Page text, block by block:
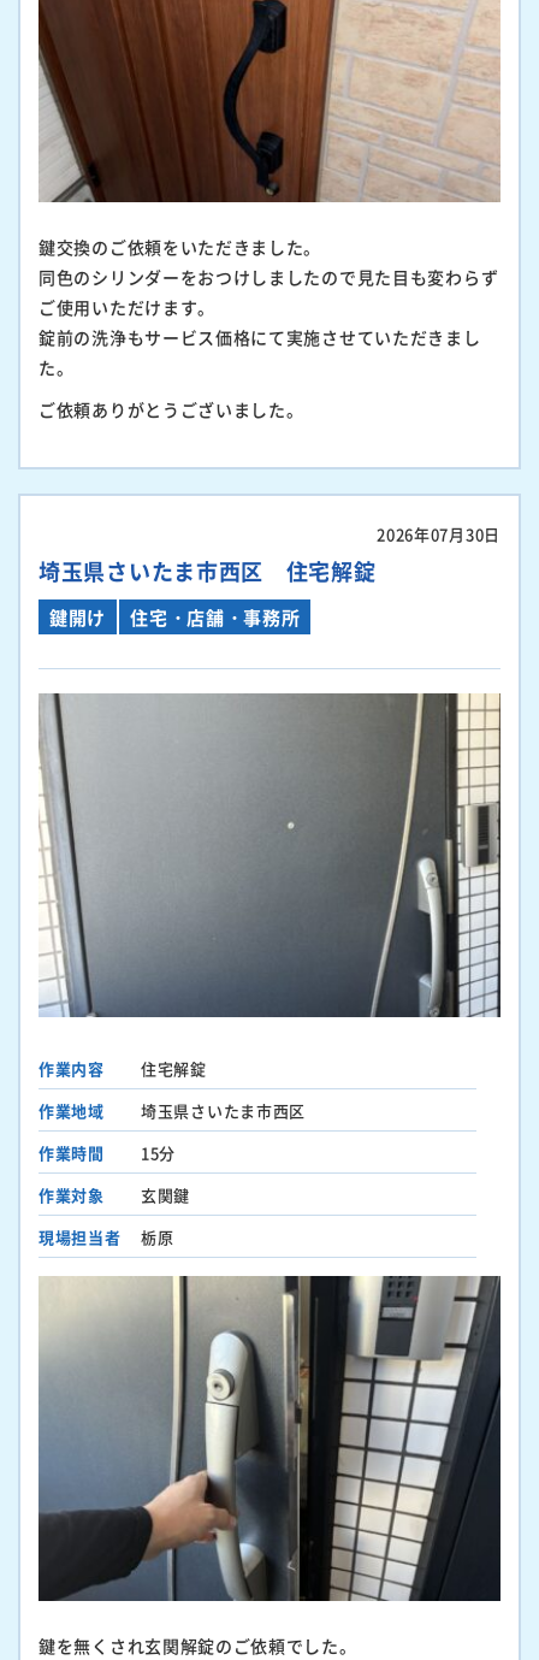
鍵交換のご依頼をいただきました。
同色のシリンダーをおつけしましたので見た目も変わらず
ご使用いただけます。
錠前の洗浄もサービス価格にて実施させていただきまし
た。
ご依頼ありがとうございました。
2026年07月30日
埼玉県さいたま市西区 住宅解錠
鍵開け 住宅・店舗・事務所
作業内容
住宅解錠
作業地域
埼玉県さいたま市西区
作業時間
15分
作業対象
玄関鍵
現場担当者
栃原
鍵を無くされ玄関解錠のご依頼でした。